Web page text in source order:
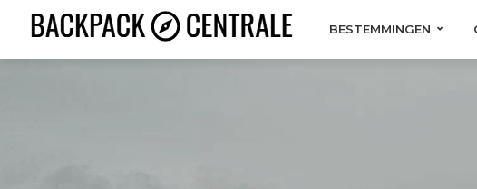
BESTEMMINGEN